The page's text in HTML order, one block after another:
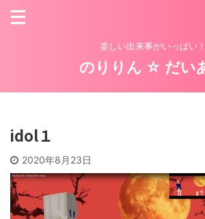
楽しい出来事がいっぱい！
のりりん ☆ だい
idol１
2020年8月23日